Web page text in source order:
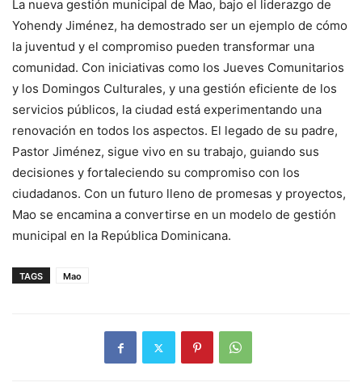
La nueva gestión municipal de Mao, bajo el liderazgo de
Yohendy Jiménez, ha demostrado ser un ejemplo de cómo
la juventud y el compromiso pueden transformar una
comunidad. Con iniciativas como los Jueves Comunitarios
y los Domingos Culturales, y una gestión eficiente de los
servicios públicos, la ciudad está experimentando una
renovación en todos los aspectos. El legado de su padre,
Pastor Jiménez, sigue vivo en su trabajo, guiando sus
decisiones y fortaleciendo su compromiso con los
ciudadanos. Con un futuro lleno de promesas y proyectos,
Mao se encamina a convertirse en un modelo de gestión
municipal en la República Dominicana.
TAGS Mao